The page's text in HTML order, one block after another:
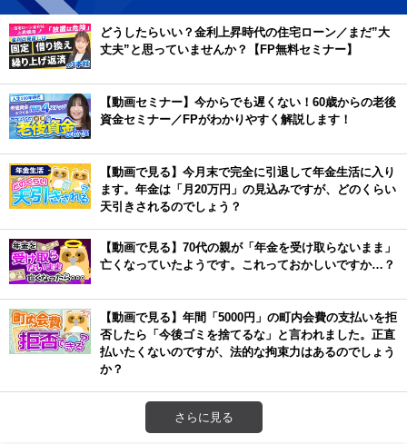
どうしたらいい？金利上昇時代の住宅ローン／まだ”大
丈夫”と思っていませんか？【FP無料セミナー】
【動画セミナー】今からでも遅くない！60歳からの老後
資金セミナー／FPがわかりやすく解説します！
【動画で見る】今月末で完全に引退して年金生活に入り
ます。年金は「月20万円」の見込みですが、どのくらい
天引きされるのでしょう？
【動画で見る】70代の親が「年金を受け取らないまま」
亡くなっていたようです。これっておかしいですか…？
【動画で見る】年間「5000円」の町内会費の支払いを拒
否したら「今後ゴミを捨てるな」と言われました。正直
払いたくないのですが、法的な拘束力はあるのでしょう
か？
さらに見る